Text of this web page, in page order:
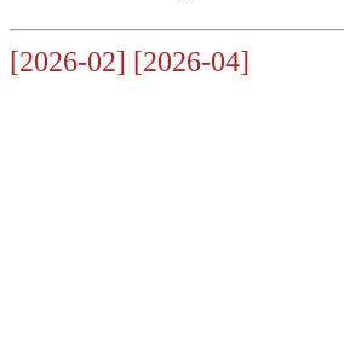
[2026-02] [2026-04]